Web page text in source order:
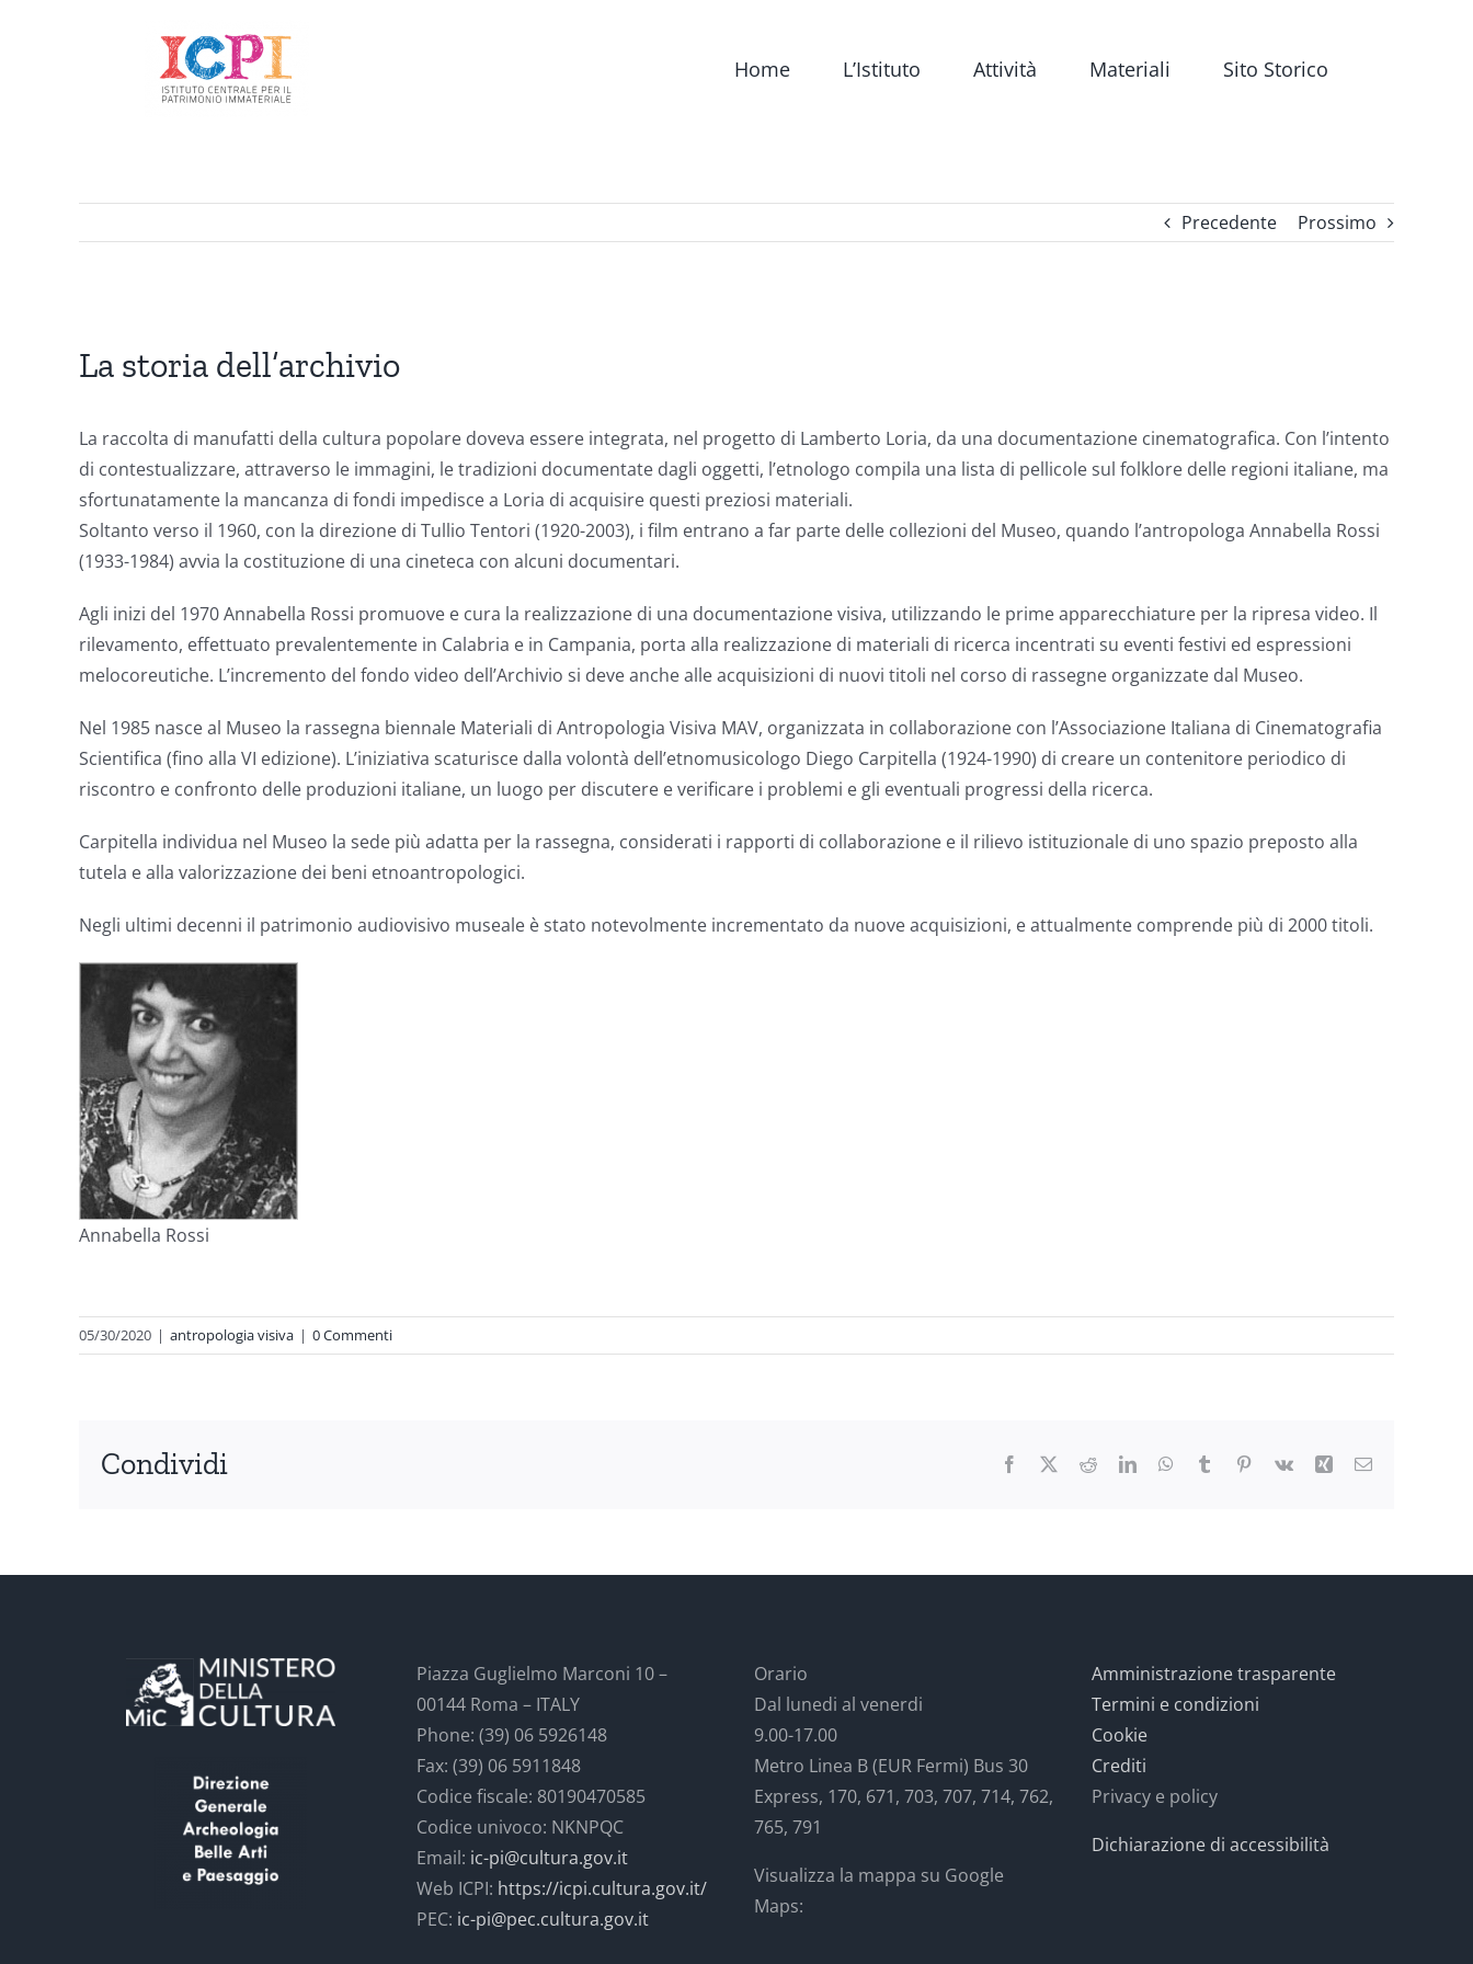
Home L’Istituto Attività Materiali Sito Storico
Precedente Prossimo
La storia dell’archivio
La raccolta di manufatti della cultura popolare doveva essere integrata, nel progetto di Lamberto Loria, da una documentazione cinematografica. Con l’intento
di contestualizzare, attraverso le immagini, le tradizioni documentate dagli oggetti, l’etnologo compila una lista di pellicole sul folklore delle regioni italiane, ma
sfortunatamente la mancanza di fondi impedisce a Loria di acquisire questi preziosi materiali.
Soltanto verso il 1960, con la direzione di Tullio Tentori (1920-2003), i film entrano a far parte delle collezioni del Museo, quando l’antropologa Annabella Rossi
(1933-1984) avvia la costituzione di una cineteca con alcuni documentari.
Agli inizi del 1970 Annabella Rossi promuove e cura la realizzazione di una documentazione visiva, utilizzando le prime apparecchiature per la ripresa video. Il
rilevamento, effettuato prevalentemente in Calabria e in Campania, porta alla realizzazione di materiali di ricerca incentrati su eventi festivi ed espressioni
melocoreutiche. L’incremento del fondo video dell’Archivio si deve anche alle acquisizioni di nuovi titoli nel corso di rassegne organizzate dal Museo.
Nel 1985 nasce al Museo la rassegna biennale Materiali di Antropologia Visiva MAV, organizzata in collaborazione con l’Associazione Italiana di Cinematografia
Scientifica (fino alla VI edizione). L’iniziativa scaturisce dalla volontà dell’etnomusicologo Diego Carpitella (1924-1990) di creare un contenitore periodico di
riscontro e confronto delle produzioni italiane, un luogo per discutere e verificare i problemi e gli eventuali progressi della ricerca.
Carpitella individua nel Museo la sede più adatta per la rassegna, considerati i rapporti di collaborazione e il rilievo istituzionale di uno spazio preposto alla
tutela e alla valorizzazione dei beni etnoantropologici.
Negli ultimi decenni il patrimonio audiovisivo museale è stato notevolmente incrementato da nuove acquisizioni, e attualmente comprende più di 2000 titoli.
Annabella Rossi
05/30/2020 | antropologia visiva | 0 Commenti
Condividi Facebook RedditLinkedInWhatsApp
Tumblr Pinterest
Vk Xing Email
Piazza Guglielmo Marconi 10 –
00144 Roma – ITALY
Phone: (39) 06 5926148
Fax: (39) 06 5911848
Codice fiscale: 80190470585
Codice univoco: NKNPQC
Email: ic-pi@cultura.gov.it
Web ICPI: https://icpi.cultura.gov.it/
PEC: ic-pi@pec.cultura.gov.it
Orario
Dal lunedi al venerdi
9.00-17.00
Metro Linea B (EUR Fermi) Bus 30
Express, 170, 671, 703, 707, 714, 762,
765, 791
Visualizza la mappa su Google
Maps:
Amministrazione trasparente
Termini e condizioni
Cookie
Crediti
Privacy e policy
Dichiarazione di accessibilità